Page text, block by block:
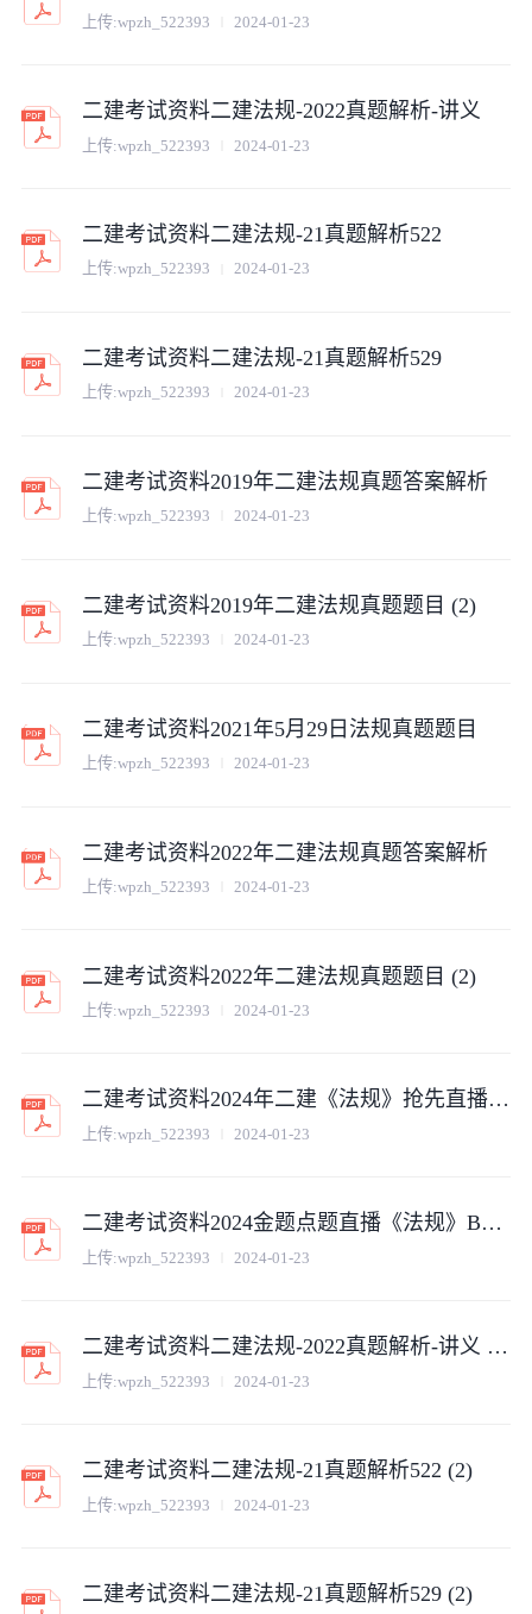
上传:wpzh_522393 2024-01-23
二建考试资料二建法规-2022真题解析-讲义
上传:wpzh_522393 2024-01-23
二建考试资料二建法规-21真题解析522
上传:wpzh_522393 2024-01-23
二建考试资料二建法规-21真题解析529
上传:wpzh_522393 2024-01-23
二建考试资料2019年二建法规真题答案解析
上传:wpzh_522393 2024-01-23
二建考试资料2019年二建法规真题题目 (2)
上传:wpzh_522393 2024-01-23
二建考试资料2021年5月29日法规真题题目
上传:wpzh_522393 2024-01-23
二建考试资料2022年二建法规真题答案解析
上传:wpzh_522393 2024-01-23
二建考试资料2022年二建法规真题题目 (2)
上传:wpzh_522393 2024-01-23
二建考试资料2024年二建《法规》抢先直播（文老师） (2)
上传:wpzh_522393 2024-01-23
二建考试资料2024金题点题直播《法规》B卷答案 (2)
上传:wpzh_522393 2024-01-23
二建考试资料二建法规-2022真题解析-讲义 (2)
上传:wpzh_522393 2024-01-23
二建考试资料二建法规-21真题解析522 (2)
上传:wpzh_522393 2024-01-23
二建考试资料二建法规-21真题解析529 (2)